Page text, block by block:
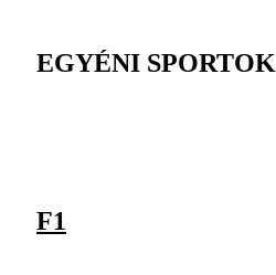
EGYÉNI SPORTOK
F1